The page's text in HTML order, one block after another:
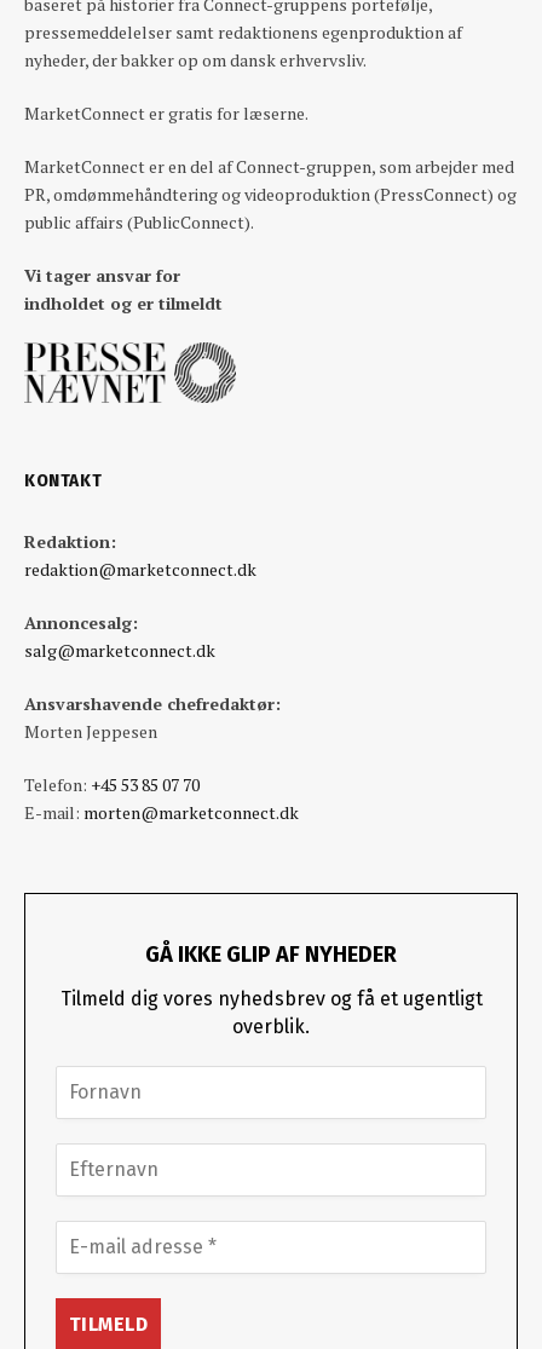
pressemeddelelser samt redaktionens egenproduktion af
nyheder, der bakker op om dansk erhvervsliv.
MarketConnect er gratis for læserne.
MarketConnect er en del af Connect-gruppen, som arbejder med
PR, omdømmehåndtering og videoproduktion (PressConnect) og
public affairs (PublicConnect).
Vi tager ansvar for
indholdet og er tilmeldt
KONTAKT
Redaktion:
redaktion@marketconnect.dk
Annoncesalg:
salg@marketconnect.dk
Ansvarshavende chefredaktør:
Morten Jeppesen
Telefon: +45 53 85 07 70
E-mail: morten@marketconnect.dk
GÅ IKKE GLIP AF NYHEDER
Tilmeld dig vores nyhedsbrev og få et ugentligt
overblik.